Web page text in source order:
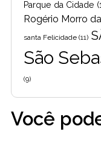
Parque da Cidade
Rogério Morro
santa Felicidade (11)
São
(9)
Você